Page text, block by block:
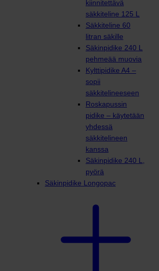
kiinnitettävä
säkkiteline 125 L
Säkkiteline 60
litran säkille
Säkinpidike 240 L
pehmeää muovia
Kylttipidike A4 –
sopii
säkkitelineeseen
Roskapussin
pidike – käytetään
yhdessä
säkkitelineen
kanssa
Säkinpidike 240 L,
pyörä
Säkinpidike Longopac